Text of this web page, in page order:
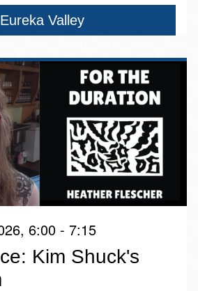
Eureka Valley
6:00 - 7:15
Kim Shuck's